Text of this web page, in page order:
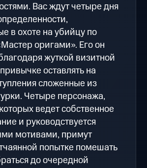
Вас ждут четыре дня
в охоте на убийцу по
оригами». Его он
жуткой визитной
оставлять на
сложенные из
Четыре персонажа,
ведет собственное
и руководствуется
мотивами, примут
попытке помешать
до очередной